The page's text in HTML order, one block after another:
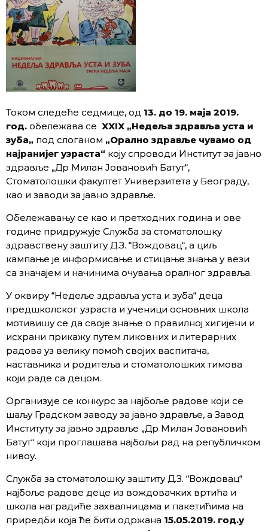
Током следеће седмице, од 13. до 19. маја 2019.
год. обележава се XXIX „Недеља здравља уста и
зуба„ под слоганом „Орално здравље чувамо од
најранијег узраста“ коју спроводи Институт за јавно
здравље „Др Милан Јовановић Батут“,
Стоматолошки факултет Универзитета у Београду,
као и заводи за јавно здравље.
Обележавању се као и претходних година и ове
године придружује Служба за стоматолошку
здравствену заштиту Д.З. “Вождовац“, а циљ
кампање је информисање и стицање знања у вези
са значајем и начинима очувања оралног здравља.
У оквиру “Недеље здравља уста и зуба“ деца
предшколског узраста и ученици основних школа
мотивишу се да своје знање о правилној хигијени и
исхрани прикажу путем ликовних и литерарних
радова уз велику помоћ својих васпитача,
наставника и родитеља и стоматолошких тимова
који раде са децом.
Организује се конкурс за најбоље радове који се
шаљу Градском заводу за јавно здравље, а Завод
Институту за јавно здравље „Др Милан Јовановић
Батут“ који проглашава најбољи рад на републичком
нивоу.
Служба за стоматолошку заштиту Д.З. “Вождовац“
најбоље радове деце из вождовачких вртића и
школа наградиће захвалницама и пакетићима на
приредби која ће бити одржана 15.05.2019. год.у